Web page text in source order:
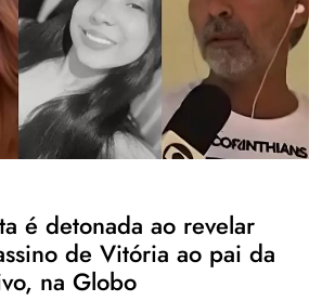
é detonada ao revelar
de Vitória ao pai da
na Globo